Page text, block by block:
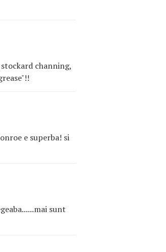
channing,
e superba! si
sunt